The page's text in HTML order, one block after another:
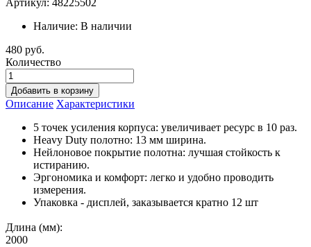
Наличие: В наличии
480 руб.
Количество
Добавить в корзину
Описание Характеристики
5 точек усиления корпуса: увеличивает ресурс в 10 раз.
Heavy Duty полотно: 13 мм ширина.
Нейлоновое покрытие полотна: лучшая стойкость к
истиранию.
Эргономика и комфорт: легко и удобно проводить
измерения.
Упаковка - дисплей, заказывается кратно 12 шт
Длина (мм):
2000